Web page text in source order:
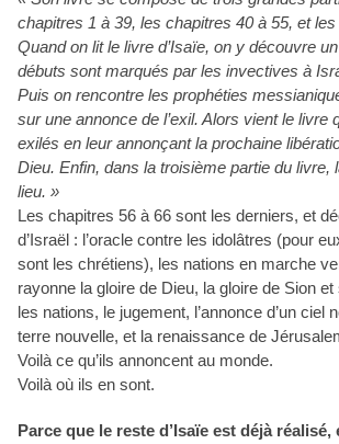
chapitres 1 à 39, les chapitres 40 à 55, et
Quand on lit le livre d’Isaïe, on y découvre
débuts sont marqués par les invectives à
Puis on rencontre les prophéties
sur une annonce de l’exil. Alors vient le livre
exilés en leur annonçant la prochaine
Dieu. Enfin, dans la troisième partie du livre,
lieu. »
Les chapitres 56 à 66 sont les derniers, et
d’Israël : l’oracle contre les idolâtres (pour
sont les chrétiens), les nations en marche
rayonne la gloire de Dieu, la gloire de Sion
les nations, le jugement, l’annonce d’un ciel
terre nouvelle, et la renaissance de
Voilà ce qu’ils annoncent au monde.
Voilà où ils en sont.
Parce que le reste d’Isaïe est déjà